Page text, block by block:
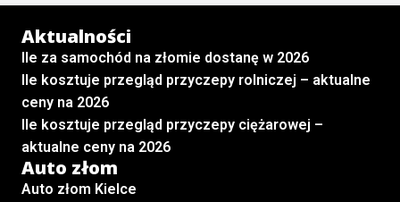
Aktualności
Ile za samochód na złomie dostanę w 2026
Ile kosztuje przegląd przyczepy rolniczej – aktualne
ceny na 2026
Ile kosztuje przegląd przyczepy ciężarowej –
aktualne ceny na 2026
Auto złom
Auto złom Kielce